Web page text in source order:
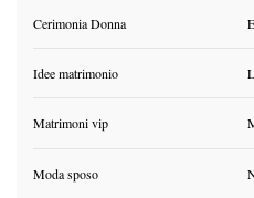
Cerimonia Donna
Idee matrimonio
Matrimoni vip
Moda sposo